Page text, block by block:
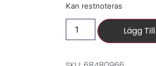
Kan restnoteras
Lägg